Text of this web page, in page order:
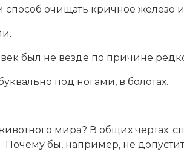
очищать кричное железо
был не везде по причине
под ногами, в болотах.
мира? В общих
бы, например, не